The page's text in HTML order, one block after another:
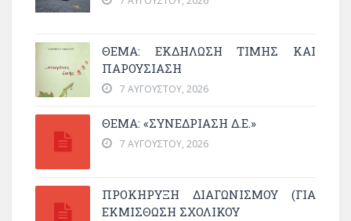
ΘΈΜΑ: ΕΚΔΉΛΩΣΗ ΤΙΜΉΣ ΚΑΙ
ΠΑΡΟΥΣΊΑΣΗ
7 ΑΥΓΟΎΣΤΟΥ, 2026
ΘΕΜΑ: «ΣΥΝΕΔΡΊΑΣΗ Δ.Ε.»
7 ΑΥΓΟΎΣΤΟΥ, 2026
ΠΡΟΚΗΡΥΞΗ ΔΙΑΓΩΝΙΣΜΟΥ (ΓΙΑ
ΕΚΜΊΣΘΩΣΗ ΣΧΟΛΙΚΟΎ